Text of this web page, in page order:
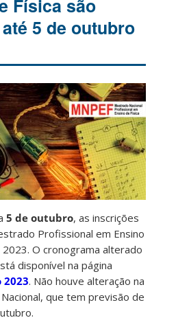
Física são
5 de outubro
5 de outubro, as inscrições
Profissional em Ensino
2023. O cronograma alterado
disponível na página
2023. Não houve alteração na
que tem previsão de